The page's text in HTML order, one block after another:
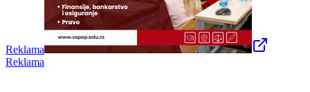
Reklama
Reklama